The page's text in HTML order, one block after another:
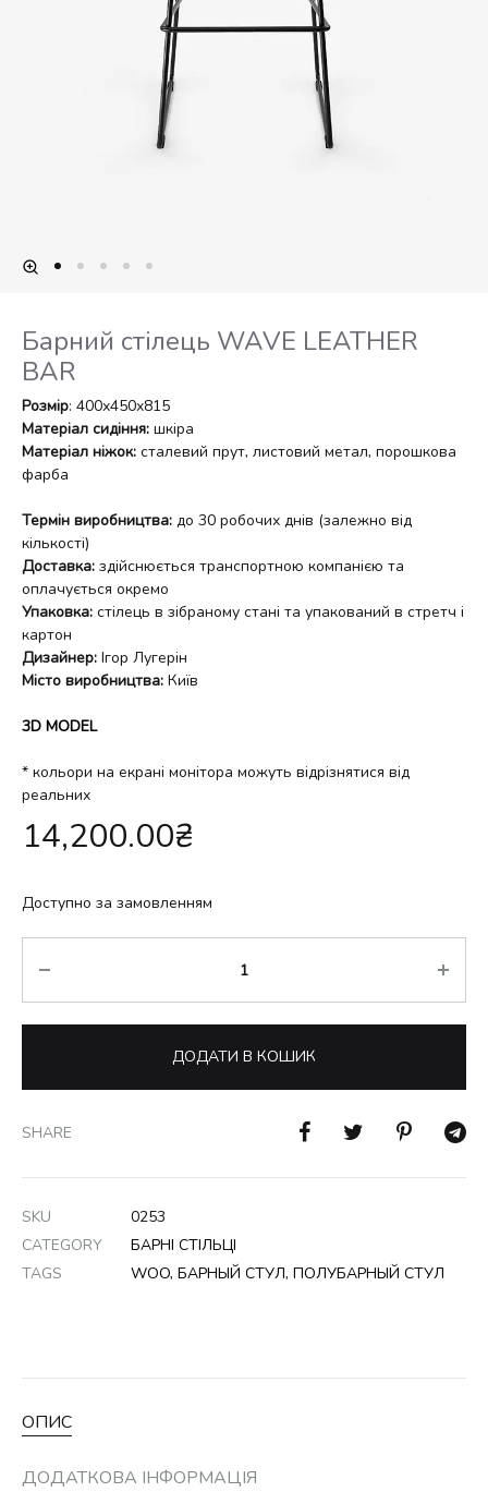
Барний стілець WAVE LEATHER
BAR
Розмір: 400х450х815
Матеріал сидіння: шкіра
Матеріал ніжок: сталевий прут, листовий метал, порошкова
фарба
Термін виробництва: до 30 робочих днів (залежно від
кількості)
Доставка: здійснюється транспортною компанією та
оплачується окремо
Упаковка: стілець в зібраному стані та упакований в стретч і
картон
Дизайнер: Ігор Лугерін
Місто виробництва: Київ
3D MODEL
* кольори на екрані монітора можуть відрізнятися від
реальних
14,200.00₴
Доступно за замовленням
ДОДАТИ В КОШИК
SHARE
SKU
0253
CATEGORY
БАРНІ СТІЛЬЦІ
TAGS
WOO, БАРНЫЙ СТУЛ, ПОЛУБАРНЫЙ СТУЛ
ОПИС
ДОДАТКОВА ІНФОРМАЦІЯ